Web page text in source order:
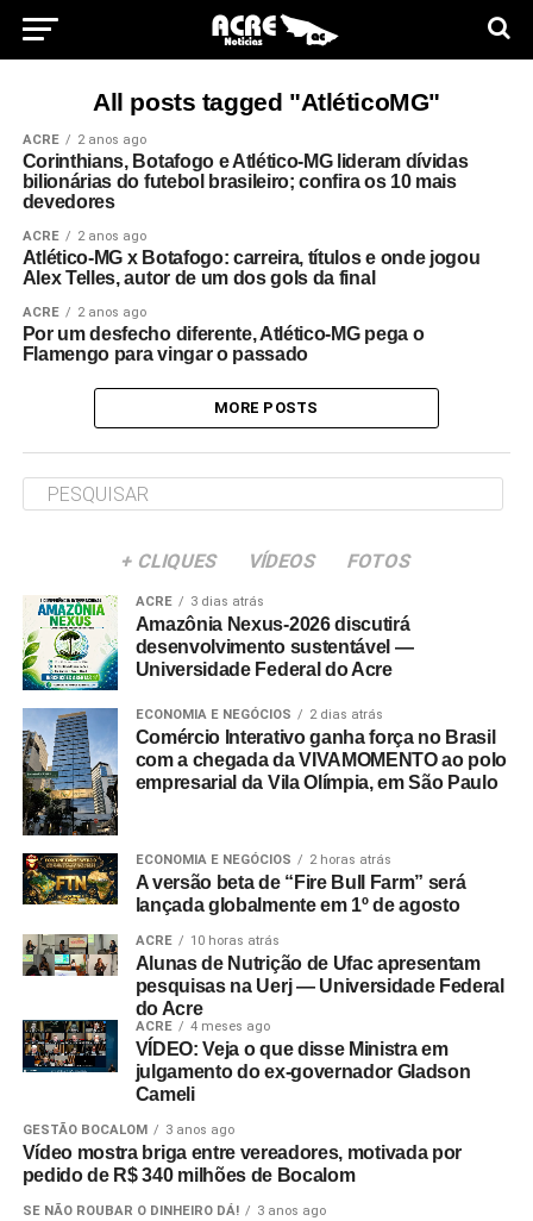
All posts tagged "AtléticoMG"
ACRE 2 anos ago
Corinthians, Botafogo e Atlético-MG lideram dívidas
bilionárias do futebol brasileiro; confira os 10 mais
devedores
ACRE 2 anos ago
Atlético-MG x Botafogo: carreira, títulos e onde jogou
Alex Telles, autor de um dos gols da final
ACRE 2 anos ago
Por um desfecho diferente, Atlético-MG pega o
Flamengo para vingar o passado
MORE POSTS
+ CLIQUES VÍDEOS FOTOS
ACRE 3 dias atrás
Amazônia Nexus-2026 discutirá
desenvolvimento sustentável —
Universidade Federal do Acre
ECONOMIA E NEGÓCIOS 2 dias atrás
Comércio Interativo ganha força no Brasil
com a chegada da VIVAMOMENTO ao polo
empresarial da Vila Olímpia, em São Paulo
ECONOMIA E NEGÓCIOS 2 horas atrás
A versão beta de “Fire Bull Farm” será
lançada globalmente em 1º de agosto
ACRE 10 horas atrás
Alunas de Nutrição de Ufac apresentam
pesquisas na Uerj — Universidade Federal
do Acre
ACRE 4 meses ago
VÍDEO: Veja o que disse Ministra em
julgamento do ex-governador Gladson
Cameli
GESTÃO BOCALOM 3 anos ago
Vídeo mostra briga entre vereadores, motivada por
pedido de R$ 340 milhões de Bocalom
SE NÃO ROUBAR O DINHEIRO DÁ! 3 anos ago